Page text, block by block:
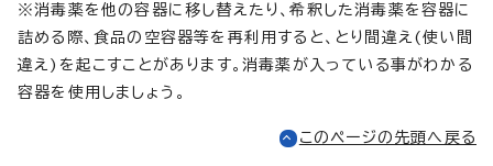
※消毒薬を他の容器に移し替えたり、希釈した消毒薬を容器に
詰める際、食品の空容器等を再利用すると、とり間違え(使い間
違え)を起こすことがあります。消毒薬が入っている事がわかる
容器を使用しましょう。
このページの先頭へ戻る